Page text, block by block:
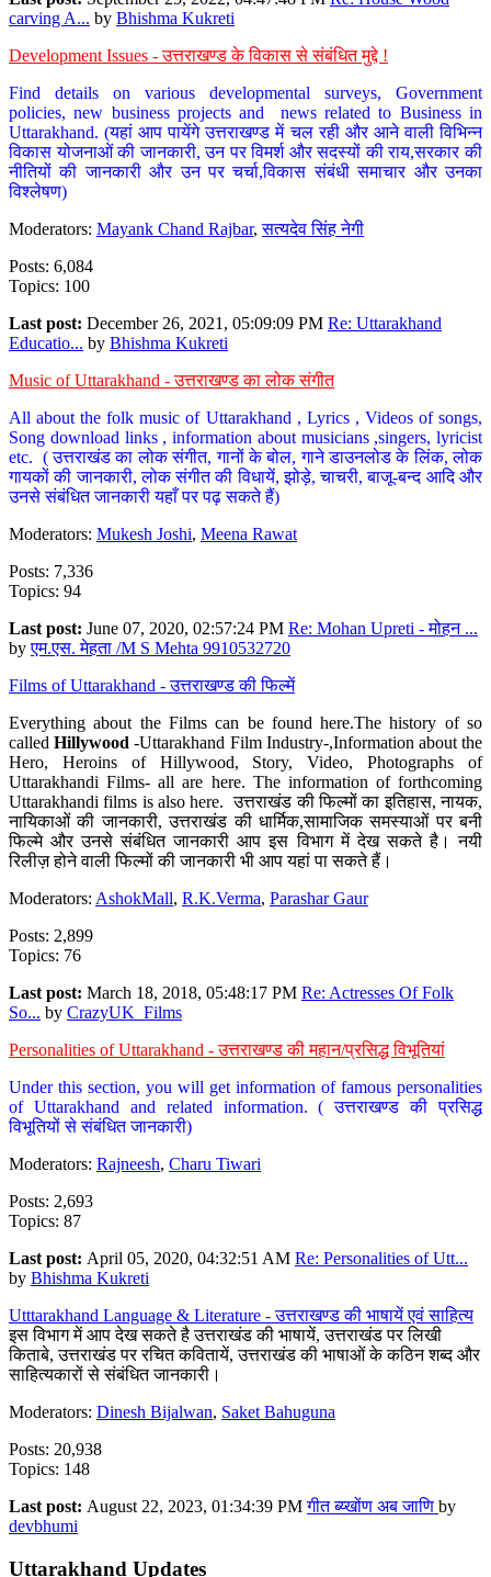
carving A... by Bhishma Kukreti
Development Issues - उत्तराखण्ड के विकास से संबंधित मुद्दे !
Find details on various developmental surveys, Government
policies, new business projects and news related to Business in
Uttarakhand. (यहां आप पायेंगे उत्तराखण्ड में चल रही और आने वाली विभिन्न
विकास योजनाओं की जानकारी, उन पर विमर्श और सदस्यों की राय,सरकार की
नीतियों की जानकारी और उन पर चर्चा,विकास संबंधी समाचार और उनका
विश्लेषण)
Moderators: Mayank Chand Rajbar,सत्यदेव सिंह नेगी
Posts: 6,084
Topics: 100
Last post: December 26, 2021, 05:09:09 PM Re: Uttarakhand
Educatio... by Bhishma Kukreti
Music of Uttarakhand - उत्तराखण्ड का लोक संगीत
All about the folk music of Uttarakhand , Lyrics , Videos of songs,
Song download links , information about musicians ,singers, lyricist
etc. ( उत्तराखंड का लोक संगीत, गानों के बोल, गाने डाउनलोड के लिंक, लोक
गायकों की जानकारी, लोक संगीत की विधायें, झोड़े, चाचरी, बाजू-बन्द आदि और
उनसे संबंधित जानकारी यहाँ पर पढ़ सकते हैं)
Moderators: Mukesh Joshi, Meena Rawat
Posts: 7,336
Topics: 94
Last post: June 07, 2020, 02:57:24 PM Re: Mohan Upreti - मोहन ...
byएम.एस. मेहता /M S Mehta 9910532720
Films of Uttarakhand - उत्तराखण्ड की फिल्में
Everything about the Films can be found here.The history of so
calledHillywood-Uttarakhand Film Industry-,Information about the
Hero, Heroins of Hillywood, Story, Video, Photographs of
Uttarakhandi Films- all are here. The information of forthcoming
Uttarakhandi films is also here. उत्तराखंड की फिल्मों का इतिहास, नायक,
नायिकाओं की जानकारी, उत्तराखंड की धार्मिक,सामाजिक समस्याओं पर बनी
फिल्मे और उनसे संबंधित जानकारी आप इस विभाग में देख सकते है। नयी
रिलीज़ होने वाली फिल्मों की जानकारी भी आप यहां पा सकते हैं।
Moderators: AshokMall, R.K.Verma, Parashar Gaur
Posts: 2,899
Topics: 76
Last post: March 18, 2018, 05:48:17 PM Re: Actresses Of Folk
So... by CrazyUK_Films
Personalities of Uttarakhand - उत्तराखण्ड की महान/प्रसिद्ध विभूतियां
Under this section, you will get information of famous personalities
of Uttarakhand and related information. ( उत्तराखण्ड की प्रसिद्ध
विभूतियों से संबंधित जानकारी)
Moderators: Rajneesh, Charu Tiwari
Posts: 2,693
Topics: 87
Last post: April 05, 2020, 04:32:51 AM Re: Personalities of Utt...
by Bhishma Kukreti
Utttarakhand Language & Literature - उत्तराखण्ड की भाषायें एवं साहित्य
इस विभाग में आप देख सकते है उत्तराखंड की भाषायें, उत्तराखंड पर लिखी
किताबे, उत्तराखंड पर रचित कवितायें, उत्तराखंड की भाषाओं के कठिन शब्द और
साहित्यकारों से संबंधित जानकारी।
Moderators: Dinesh Bijalwan, Saket Bahuguna
Posts: 20,938
Topics: 148
Last post: August 22, 2023, 01:34:39 PMगीत ब्य्खोंण अब जाणि by
devbhumi
Uttarakhand Updates